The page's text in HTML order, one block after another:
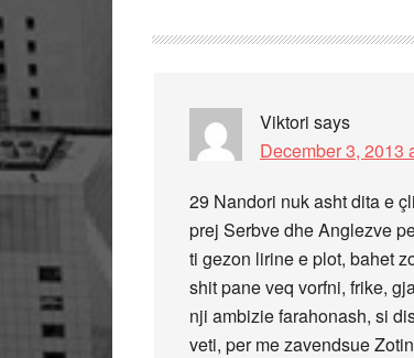
Viktori says
December 3, 2013
29 Nandori nuk asht dita e
prej Serbve dhe Anglezve
ti gezon lirine e plot, bahet
shit pane veq vorfni, frike,
nji ambizie farahonash, si
veti, per me zavendsue